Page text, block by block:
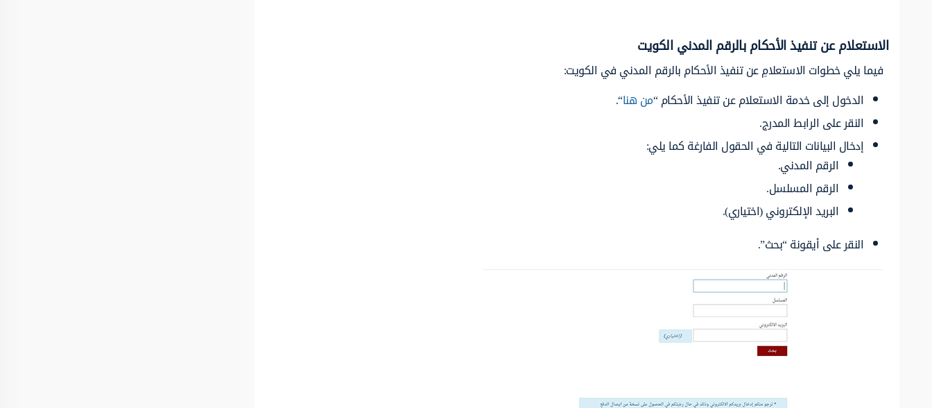
الاستعلام عن تنفيذ الأحكام بالرقم المدني الكويت
فيما يلي خطوات الاستعلامِ عن تنفيذ الأحكام بالرقم المدني في الكويت:
الدخول إلى خدمة الاستعلام عن تنفيذ الأحكام “من هنا“.
النقر على الرابط المدرج.
إدخال البيانات التالية في الحقول الفارغة كما يلي:
الرقم المدني.
الرقم المسلسل.
البريد الإلكتروني (اختياري).
النقر على أيقونة “بحث”.